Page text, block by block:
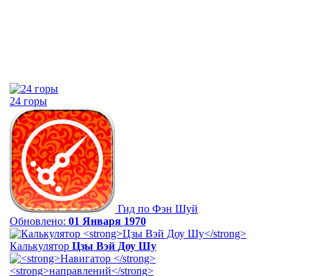
24 горы
Гид по Фэн Шуй
Обновлено: 01 Января 1970
Калькулятор Цзы Вэй Доу Шу